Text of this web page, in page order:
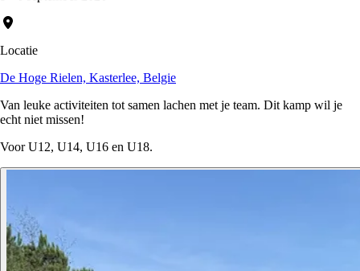
Locatie
De Hoge Rielen, Kasterlee, Belgie
Van leuke activiteiten tot samen lachen met je team. Dit kamp wil je
echt niet missen!
Voor U12, U14, U16 en U18.